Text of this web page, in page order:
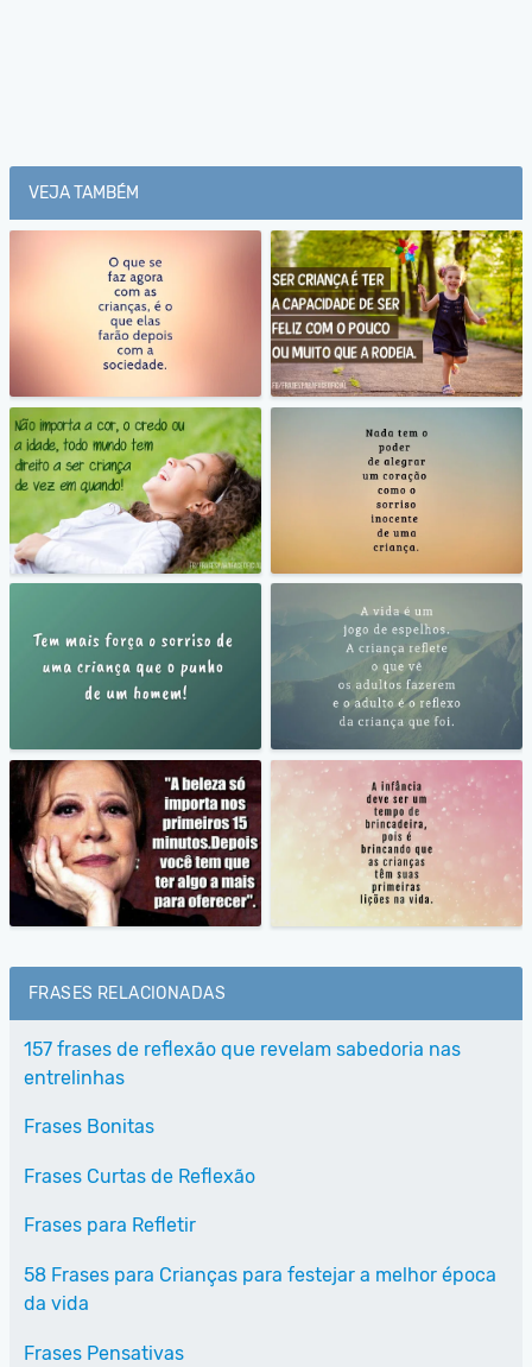
VEJA TAMBÉM
FRASES RELACIONADAS
157 frases de reflexão que revelam sabedoria nas
entrelinhas
Frases Bonitas
Frases Curtas de Reflexão
Frases para Refletir
58 Frases para Crianças para festejar a melhor época
da vida
Frases Pensativas